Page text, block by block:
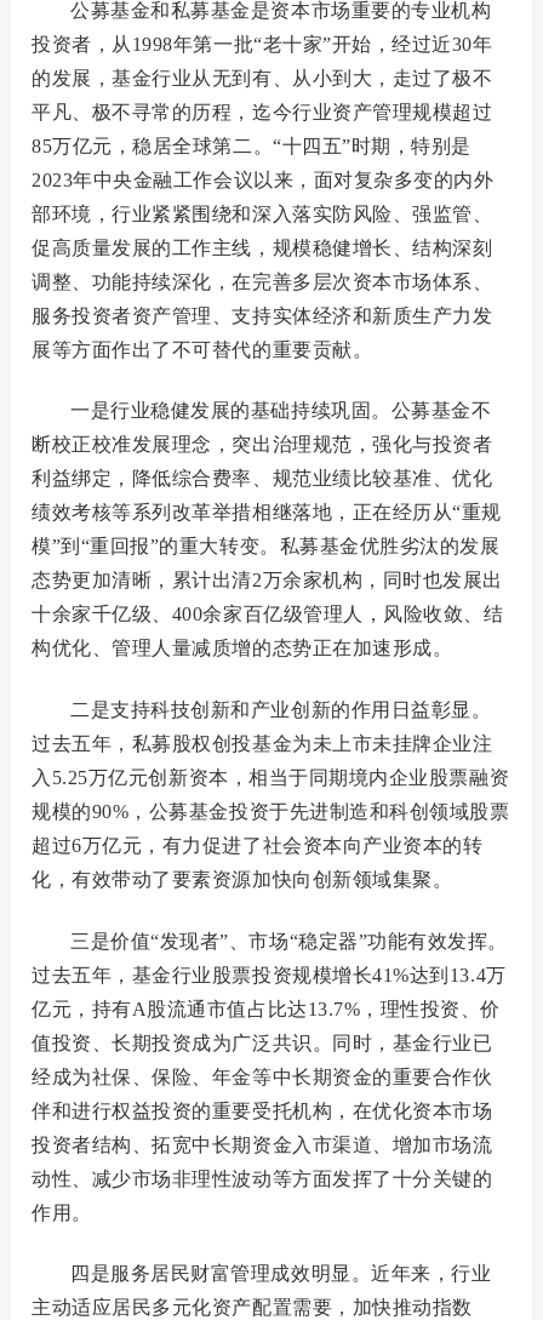
公募基金和私募基金是资本市场重要的专业机构
投资者，从 1998年第一批“老十家”开始，经过近30年
的发展，基金行业从无到有、从小到大，走过了极不
平凡、极不寻常的历程，迄今行业资产管理规模超过
85万亿元，稳居全球第二。“十四五”时期，特别是
2023年中央金融工作会议以来，面对复杂多变的内外
部环境，行业紧紧围绕和深入落实防风险、强监管、
促高质量发展的工作主线，规模稳健增长、结构深刻
调整、功能持续深化，在完善多层次资本市场体系、
服务投资者资产管理、支持实体经济和新质生产力发
展等方面作出了不可替代的重要贡献。
一是行业稳健发展的基础持续巩固。 公募基金不
断校正校准发展理念，突出治理规范，强化与投资者
利益绑定，降低综合费率、规范业绩比较基准、优化
绩效考核等系列改革举措相继落地，正在经历从“重规
模”到“重回报”的重大转变。私募基金优胜劣汰的发展
态势更加清晰，累计出清2万余家机构，同时也发展出
十余家千亿级、400余家百亿级管理人，风险收敛、结
构优化、管理人量减质增的态势正在加速形成。
二是支持科技创新和产业创新的作用日益彰显。
过去五年，私募股权创投基金为未上市未挂牌企业注
入 5.25万亿元创新资本，相当于同期境内企业股票融资
规模的90%，公募基金投资于先进制造和科创领域股票
超过6万亿元，有力促进了社会资本向产业资本的转
化，有效带动了要素资源加快向创新领域集聚。
三是价值“发现者”、市场“稳定器”功能有效发挥。
过去五年，基金行业股票投资规模增长41%达到13.4万
亿元，持有A股流通市值占比达13.7%，理性投资、价
值投资、长期投资成为广泛共识。同时，基金行业已
经成为社保、保险、年金等中长期资金的重要合作伙
伴和进行权益投资的重要受托机构，在优化资本市场
投资者结构、拓宽中长期资金入市渠道、增加市场流
动性、减少市场非理性波动等方面发挥了十分关键的
作用。
四是服务居民财富管理成效明显。近年来，行业
主动适应居民多元化资产配置需要，加快推动指数